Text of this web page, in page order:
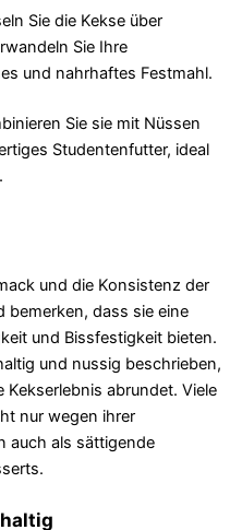
Sie die Kekse über
Sie Ihre
und nahrhaftes Festmahl.
Sie sie mit Nüssen
Studentenfutter, ideal
und die Konsistenz der
bemerken, dass sie eine
und Bissfestigkeit bieten.
und nussig beschrieben,
abrundet. Viele
nur wegen ihrer
auch als sättigende